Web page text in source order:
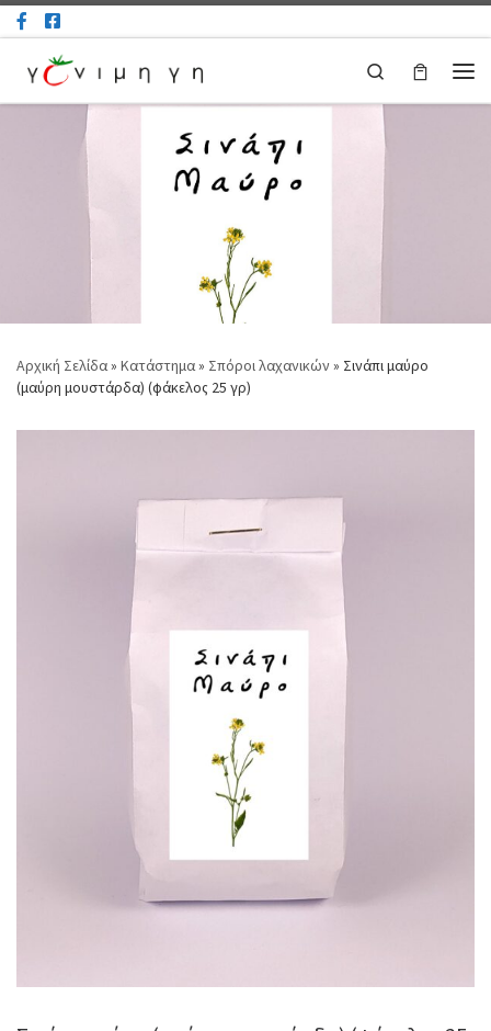
Μετάβαση στο περιεχόμενο
Search
Αρχική Σελίδα» Κατάστημα» Σπόροι λαχανικών» Σινάπι μαύρο
(μαύρη μουστάρδα) (φάκελος 25 γρ)